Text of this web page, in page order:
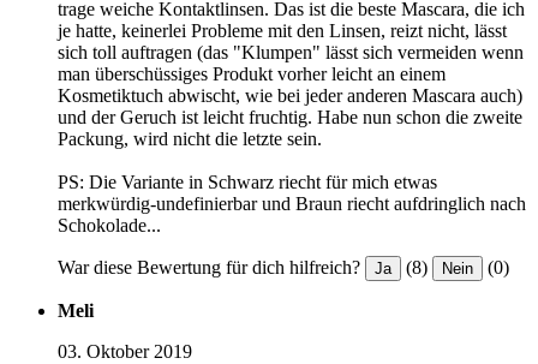
trage weiche Kontaktlinsen. Das ist die beste Mascara, die ich
je hatte, keinerlei Probleme mit den Linsen, reizt nicht, lässt
sich toll auftragen (das "Klumpen" lässt sich vermeiden wenn
man überschüssiges Produkt vorher leicht an einem
Kosmetiktuch abwischt, wie bei jeder anderen Mascara auch)
und der Geruch ist leicht fruchtig. Habe nun schon die zweite
Packung, wird nicht die letzte sein.
PS: Die Variante in Schwarz riecht für mich etwas
merkwürdig-undefinierbar und Braun riecht aufdringlich nach
Schokolade...
War diese Bewertung für dich hilfreich? Ja (8) Nein (0)
Meli
03. Oktober 2019